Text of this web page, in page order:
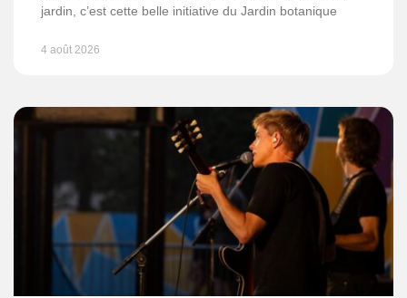
jardin, c’est cette belle initiative du Jardin botanique
4 août 2026